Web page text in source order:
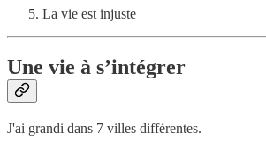
La vie est injuste
Une vie à s’intégrer
J'ai grandi dans 7 villes différentes.